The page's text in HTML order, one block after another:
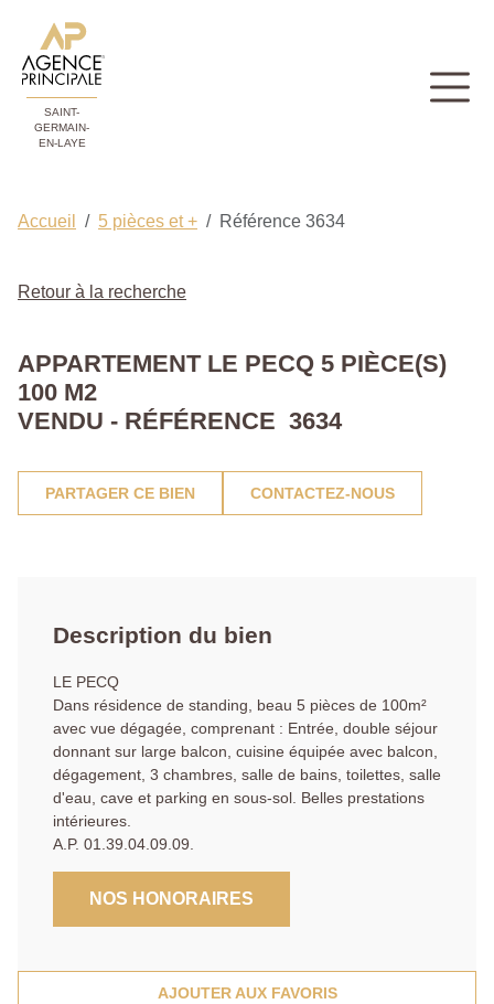
SAINT-
GERMAIN-
EN-LAYE
Accueil 5 pièces et + Référence 3634
Retour à la recherche
APPARTEMENT LE PECQ 5 PIÈCE(S)
100 M2
VENDU - RÉFÉRENCE 3634
PARTAGER CE BIEN CONTACTEZ-NOUS
Description du bien
LE PECQ
Dans résidence de standing, beau 5 pièces de 100m²
avec vue dégagée, comprenant : Entrée, double séjour
donnant sur large balcon, cuisine équipée avec balcon,
dégagement, 3 chambres, salle de bains, toilettes, salle
d'eau, cave et parking en sous-sol. Belles prestations
intérieures.
A.P. 01.39.04.09.09.
NOS HONORAIRES
AJOUTER AUX FAVORIS